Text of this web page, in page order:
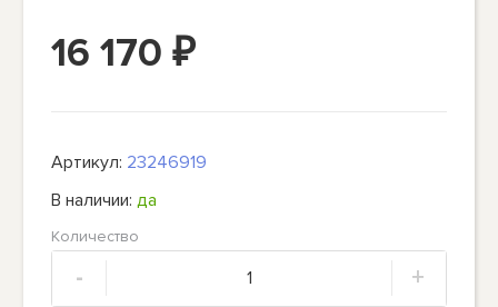
16 170₽
Артикул: 23246919
В наличии:да
Количество
- +